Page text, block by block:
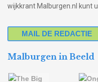
wijkkrant Malburgen.nl kunt
MAIL DE REDACTIE
Malburgen in Beeld